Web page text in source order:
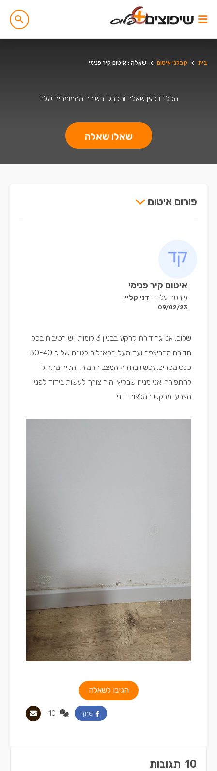
בית > קבלני איטום > שאלה : איטום קיר פנימי
הקלידו כאן שאלה ותקבלו תשובה מהמומחים שלנו
שאלו שאלה
פורום איטום
איטום קיר פנימי
פורסם על ידי דני קליין
09/02/23
שלום. אני גר דירת קרקע בבניין 3 קומות. יש רטיבות בכל
הדירה מהריצפה ועד מעל הפאנלים לגובה של כ 30-40
סנטימטרים.עכשיו בחורף המצב החמיר, והקיר מתחיל
להתפורר. אני מניח שבקיץ יהיה צורך לעשות בידוד לפני
הצבע. מבקש המלצות. דני
הגיבו לשאלה
שתף
10 תגובות